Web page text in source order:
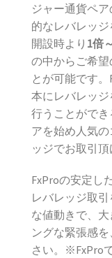
ジャー通貨ペ
的なレバレッ
開設時より 1倍
の中からご希
とが可能です
本にレバレッ
行うことができ
アを始め人気
ッジでお取引頂
FxProの安定し
レバレッジ取
な値動きで、
ングな緊張感
さい。※FxPro